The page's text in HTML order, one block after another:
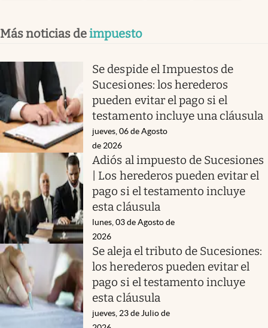
Más noticias deimpuesto
Se despide el Impuestos de
Sucesiones: los herederos
pueden evitar el pago si el
testamento incluye una cláusula
jueves, 06 de Agosto
de 2026
Adiós al impuesto de Sucesiones
| Los herederos pueden evitar el
pago si el testamento incluye
esta cláusula
lunes, 03 de Agosto de
2026
Se aleja el tributo de Sucesiones:
los herederos pueden evitar el
pago si el testamento incluye
esta cláusula
jueves, 23 de Julio de